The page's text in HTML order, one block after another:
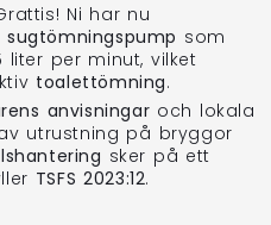
Ni har nu
sugtömningspump som
liter per minut, vilket
toalettömning.
anvisningar och lokala
utrustning på bryggor
sker på ett
TSFS 2023:12.